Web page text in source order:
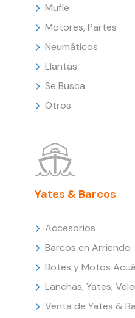
Mufle
Motores, Partes
Neumáticos
Llantas
Se Busca
Otros
Yates & Barcos
Accesorios
Barcos en Arriendo
Botes y Motos
Lanchas, Yates,
Venta de Yates &